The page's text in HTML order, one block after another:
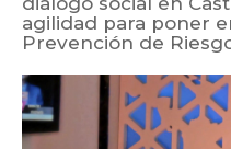
agilidad para poner
Prevención de